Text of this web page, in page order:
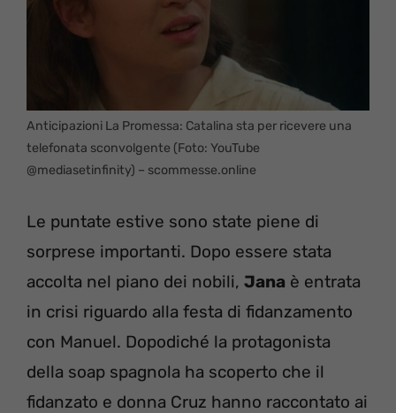
Anticipazioni La Promessa: Catalina sta per ricevere una
telefonata sconvolgente (Foto: YouTube
@mediasetinfinity) – scommesse.online
Le puntate estive sono state piene di
sorprese importanti. Dopo essere stata
accolta nel piano dei nobili, Jana è entrata
in crisi riguardo alla festa di fidanzamento
con Manuel. Dopodiché la protagonista
della soap spagnola ha scoperto che il
fidanzato e donna Cruz hanno raccontato ai